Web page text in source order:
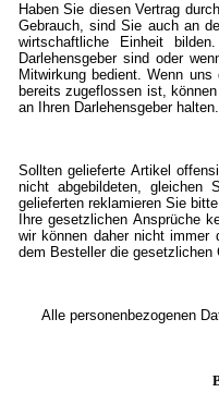
Haben Sie diesen Vertrag
Gebrauch, sind Sie auch an
wirtschaftliche Einheit
Darlehensgeber sind oder
Mitwirkung bedient. Wenn
bereits zugeflossen ist,
an Ihren Darlehensgeber
Sollten gelieferte Artikel
nicht abgebildeten,
gelieferten reklamieren Sie
Ihre gesetzlichen Ansprüche
wir können daher nicht immer
dem Besteller die gesetzlichen
Alle personenbezogenen